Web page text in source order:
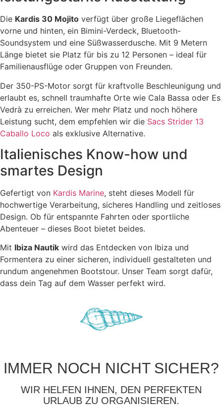
Die Kardis 30 Mojito verfügt über große Liegeflächen
vorne und hinten, ein Bimini-Verdeck, Bluetooth-
Soundsystem und eine Süßwasserdusche. Mit 9 Metern
Länge bietet sie Platz für bis zu 12 Personen – ideal für
Familienausflüge oder Gruppen von Freunden.
Der 350-PS-Motor sorgt für kraftvolle Beschleunigung und
erlaubt es, schnell traumhafte Orte wie Cala Bassa oder Es
Vedrà zu erreichen. Wer mehr Platz und noch höhere
Leistung sucht, dem empfehlen wir die Sacs Strider 13
Caballo Loco als exklusive Alternative.
Italienisches Know-how und
smartes Design
Gefertigt von Kardis Marine, steht dieses Modell für
hochwertige Verarbeitung, sicheres Handling und zeitloses
Design. Ob für entspannte Fahrten oder sportliche
Abenteuer – dieses Boot bietet beides.
Mit Ibiza Nautik wird das Entdecken von Ibiza und
Formentera zu einer sicheren, individuell gestalteten und
rundum angenehmen Bootstour. Unser Team sorgt dafür,
dass dein Tag auf dem Wasser perfekt wird.
IMMER NOCH NICHT SICHER?
WIR HELFEN IHNEN, DEN PERFEKTEN
URLAUB ZU ORGANISIEREN.